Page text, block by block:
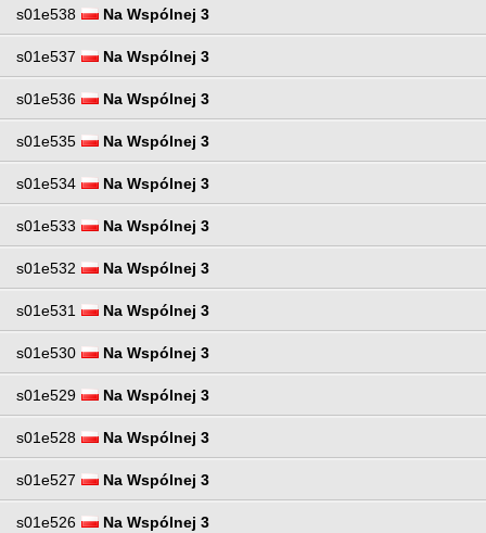
s01e538 Na Wspólnej 3
s01e537 Na Wspólnej 3
s01e536 Na Wspólnej 3
s01e535 Na Wspólnej 3
s01e534 Na Wspólnej 3
s01e533 Na Wspólnej 3
s01e532 Na Wspólnej 3
s01e531 Na Wspólnej 3
s01e530 Na Wspólnej 3
s01e529 Na Wspólnej 3
s01e528 Na Wspólnej 3
s01e527 Na Wspólnej 3
s01e526 Na Wspólnej 3